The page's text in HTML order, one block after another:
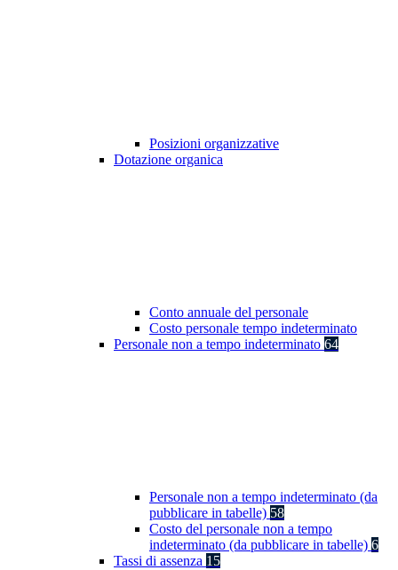
Posizioni organizzative
Dotazione organica
Conto annuale del personale
Costo personale tempo indeterminato
Personale non a tempo indeterminato 64
Personale non a tempo indeterminato (da
pubblicare in tabelle) 58
Costo del personale non a tempo
indeterminato (da pubblicare in tabelle) 6
Tassi di assenza 15